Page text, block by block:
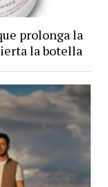
prolonga la
la botella